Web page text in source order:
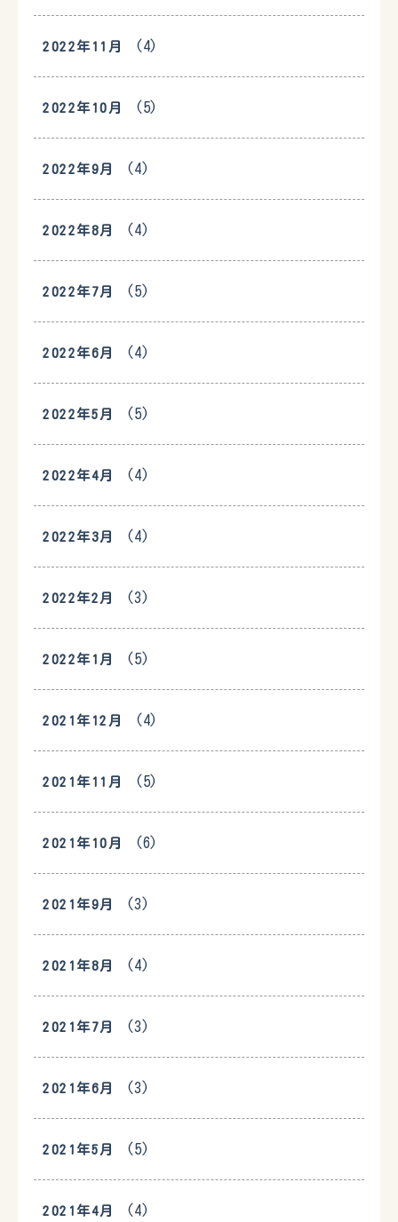
2022年11月 (4)
2022年10月 (5)
2022年9月 (4)
2022年8月 (4)
2022年7月 (5)
2022年6月 (4)
2022年5月 (5)
2022年4月 (4)
2022年3月 (4)
2022年2月 (3)
2022年1月 (5)
2021年12月 (4)
2021年11月 (5)
2021年10月 (6)
2021年9月 (3)
2021年8月 (4)
2021年7月 (3)
2021年6月 (3)
2021年5月 (5)
2021年4月 (4)